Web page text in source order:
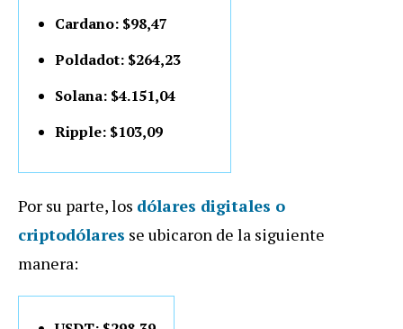
Cardano: $98,47
Poldadot: $264,23
Solana: $4.151,04
Ripple: $103,09
Por su parte, los dólares digitales o
criptodólares se ubicaron de la siguiente
manera: